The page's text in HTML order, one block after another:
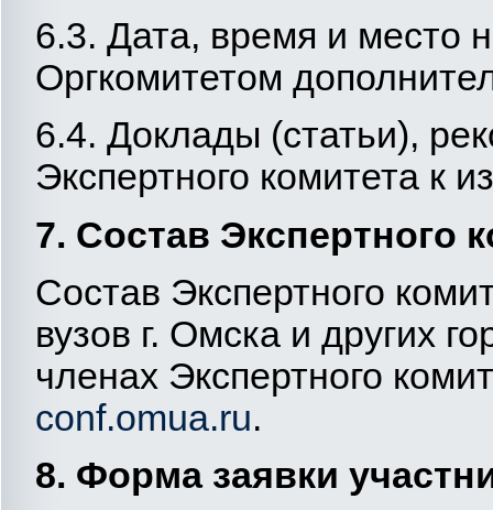
6.3. Дата, время и место
Оргкомитетом
6.4. Доклады (статьи),
Экспертного комитета к
7. Состав Экспертного
Состав Экспертного
вузов г. Омска и других
членах Экспертного
conf.omuа.ru.
8. Форма заявки